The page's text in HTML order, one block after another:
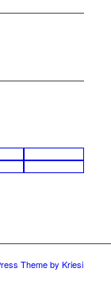
Theme by Kriesi